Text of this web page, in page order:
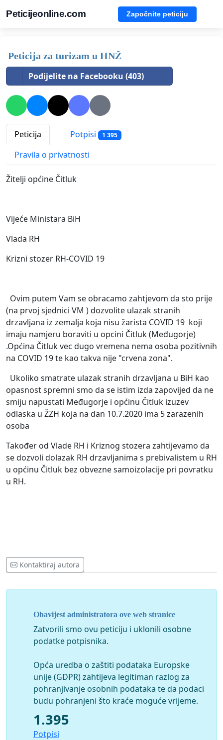
Peticijeonline.com Započnite peticiju
Peticija za turizam u HNŽ
Podijelite na Facebooku (403)
Peticija Potpisi 1 395
Pravila o privatnosti
Žitelji općine Čitluk
Vijeće Ministara BiH
Vlada RH
Krizni stozer RH-COVID 19
Ovim putem Vam se obracamo zahtjevom da sto prije
(na prvoj sjednici VM ) dozvolite ulazak stranih
drzavljana iz zemalja koja nisu žarista COVID 19 koji
imaju namjeru boraviti u opcini Čitluk (Međugorje)
.Općina Čitluk vec dugo vremena nema osoba pozitivnih
na COVID 19 te kao takva nije "crvena zona".
Ukoliko smatrate ulazak stranih drzavljana u BiH kao
opasnost spremni smo da se istim izda zapovijed da ne
smiju napustati Međugorje i općinu Čitluk izuzev
odlaska u ŽZH koja na dan 10.7.2020 ima 5 zarazenih
osoba
Također od Vlade RH i Kriznog stozera zahtijevamo da
se dozvoli dolazak RH drzavljanima s prebivalistem u RH
u općinu Čitluk bez obvezne samoizolacije pri povratku
u RH.
Kontaktiraj autora
Obavijest administratora ove web stranice
Zatvorili smo ovu peticiju i uklonili osobne
podatke potpisnika.
Opća uredba o zaštiti podataka Europske
unije (GDPR) zahtijeva legitiman razlog za
pohranjivanje osobnih podataka te da podaci
budu pohranjeni što kraće moguće vrijeme.
1.395
Potpisi